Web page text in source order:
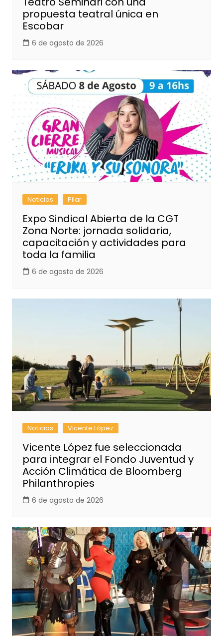
propuesta teatral única en
Escobar
6 de agosto de 2026
Noticias Pilar
Expo Sindical Abierta de la CGT
Zona Norte: jornada solidaria,
capacitación y actividades para
toda la familia
6 de agosto de 2026
Noticias Vicente López
Vicente López fue seleccionada
para integrar el Fondo Juventud y
Acción Climática de Bloomberg
Philanthropies
6 de agosto de 2026